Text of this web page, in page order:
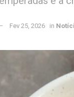
Fev 25, 2026 in